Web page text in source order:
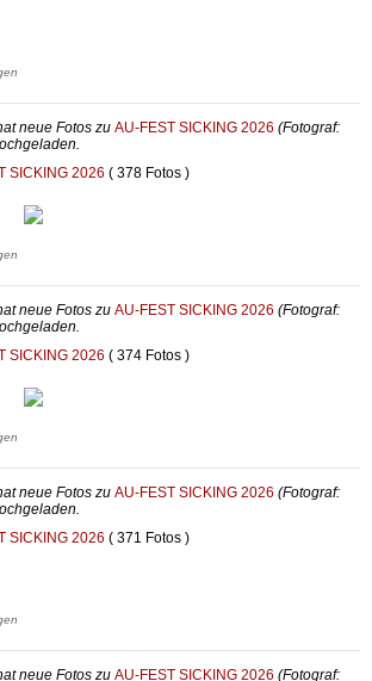
neue Fotos zu AU-FEST SICKING 2026 (Fotograf:
SICKING 2026 ( 378 Fotos )
neue Fotos zu AU-FEST SICKING 2026 (Fotograf:
SICKING 2026 ( 374 Fotos )
neue Fotos zu AU-FEST SICKING 2026 (Fotograf:
SICKING 2026 ( 371 Fotos )
neue Fotos zu AU-FEST SICKING 2026 (Fotograf: